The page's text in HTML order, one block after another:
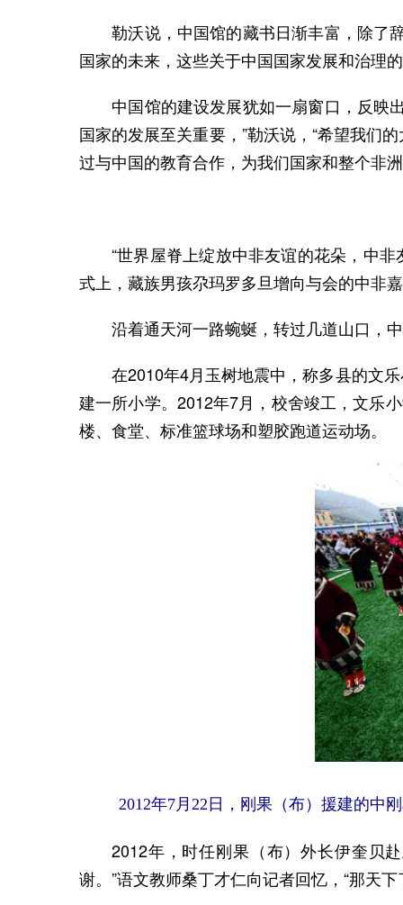
勒沃说，中国馆的藏书日渐丰富，除了辞
国家的未来，这些关于中国国家发展和治理
中国馆的建设发展犹如一扇窗口，反映出
国家的发展至关重要，”勒沃说，“希望我们
过与中国的教育合作，为我们国家和整个非
“世界屋脊上绽放中非友谊的花朵，中非
式上，藏族男孩尕玛罗多旦增向与会的中非
沿着通天河一路蜿蜒，转过几道山口，
在2010年4月玉树地震中，称多县的文乐
建一所小学。2012年7月，校舍竣工，文乐
楼、食堂、标准篮球场和塑胶跑道运动场。
2012年7月22日，刚果（布）援建的中
2012年，时任刚果（布）外长伊奎贝赴
谢。”语文教师桑丁才仁向记者回忆，“那天